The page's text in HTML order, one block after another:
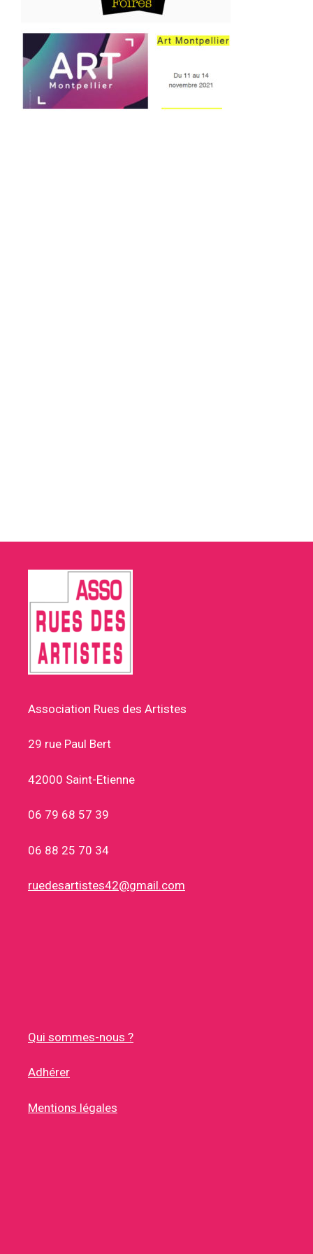
Association Rues des Artistes
29 rue Paul Bert
42000 Saint-Etienne
06 79 68 57 39
06 88 25 70 34
ruedesartistes42@gmail.com
Qui sommes-nous ?
Adhérer
Mentions légales